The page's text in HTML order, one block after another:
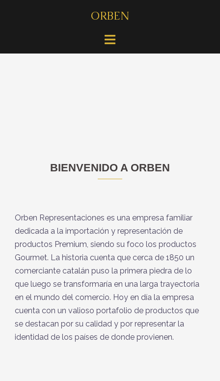
ORBEN
BIENVENIDO A ORBEN
Orben Representaciones es una empresa familiar
dedicada a la importación y representación de
productos Premium, siendo su foco los productos
Gourmet. La historia cuenta que cerca de 1850 un
comerciante catalán puso la primera piedra de lo
que luego se transformaría en una larga trayectoria
en el mundo del comercio. Hoy en día la empresa
cuenta con un valioso portafolio de productos que
se destacan por su calidad y por representar la
identidad de los países de donde provienen.